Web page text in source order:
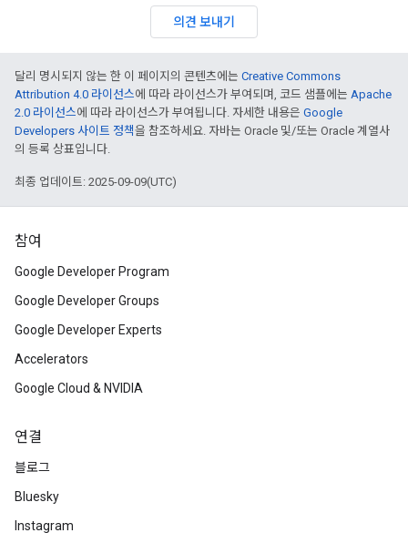
의견 보내기
달리 명시되지 않는 한 이 페이지의 콘텐츠에는 Creative Commons
Attribution 4.0 라이선스에 따라 라이선스가 부여되며, 코드 샘플에는 Apache
2.0 라이선스에 따라 라이선스가 부여됩니다. 자세한 내용은 Google
Developers 사이트 정책을 참조하세요. 자바는 Oracle 및/또는 Oracle 계열사
의 등록 상표입니다.
최종 업데이트: 2025-09-09(UTC)
참여
Google Developer Program
Google Developer Groups
Google Developer Experts
Accelerators
Google Cloud & NVIDIA
연결
블로그
Bluesky
Instagram